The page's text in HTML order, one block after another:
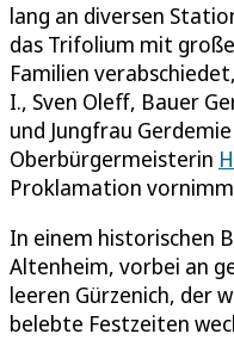
lang an diversen
das Trifolium mit
Familien
I., Sven Oleff, Bauer
und Jungfrau
Oberbürgermeisterin
Proklamation
In einem historischen
Altenheim, vorbei an
leeren Gürzenich, der
belebte Festzeiten